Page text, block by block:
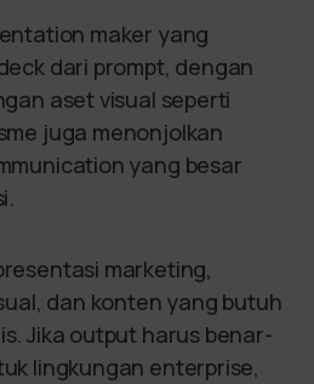
maker yang
dari prompt, dengan
aset visual seperti
juga menonjolkan
yang besar
marketing,
dan konten yang butuh
Jika output harus benar-
lingkungan enterprise,